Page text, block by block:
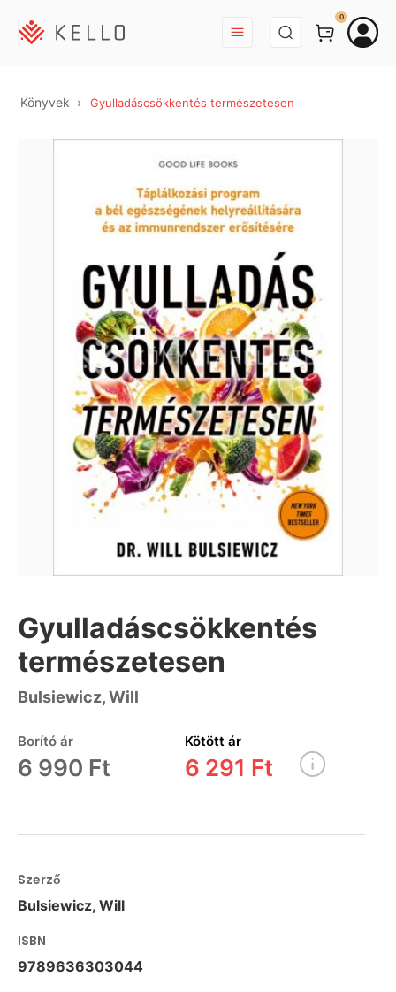
BEJELENTKEZÉS
0
Könyvek Gyulladáscsökkentés természetesen
Gyulladáscsökkentés
természetesen
Bulsiewicz, Will
Borító ár
6 990 Ft
Kötött ár
6 291 Ft
Szerző
Bulsiewicz, Will
ISBN
9789636303044